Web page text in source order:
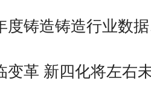
度铸造铸造行业数
变革 新四化将左右